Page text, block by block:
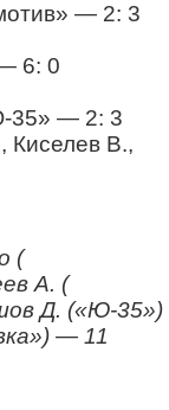
— 2: 3
6: 0
35» — 2: 3
Киселев В.,
(
А. (
Д. («Ю-35»)
— 11